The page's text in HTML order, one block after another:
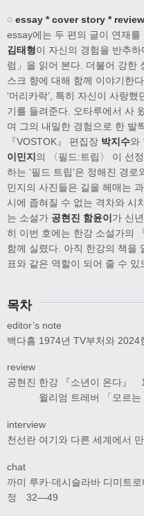
◌ essay * cover story * review
essay에는 두 편의 글이 연재를
김태형이 자신의 경험을 반추
럼」을 읽어 본다. 더불어 강한
스크 향에 대해 함께 이야기한
‘머리카락’, 특히 자신이 사랑
기를 들려준다. 오타루에서 사
며 그의 내밀한 경험으로 한 발
『VOSTOK』 편집장 박지수와
이민지의 〈필드:트립〉 이 선
하는 ‘필드 트립’은 정해진 경
민지의 사진들은 길을 헤매는
시에 좁혀질 수 없는 격차와 시
는 소설가 공현진 함윤이가 신
히 이번 호에는 한강 소설가의
함께 실렸다. 아직 한강의 책을
표와 같은 역할이 되어 줄 수 있
목차
editor’s note
백다흠 1974년 TV부처와
review
공현진 한강 『소년이 온다』
윌리엄 트레버 「모르는
interview
천선란 여기와 다른 세계에서
chat
까미 루카·데시슬라바 디미트
정 32―49